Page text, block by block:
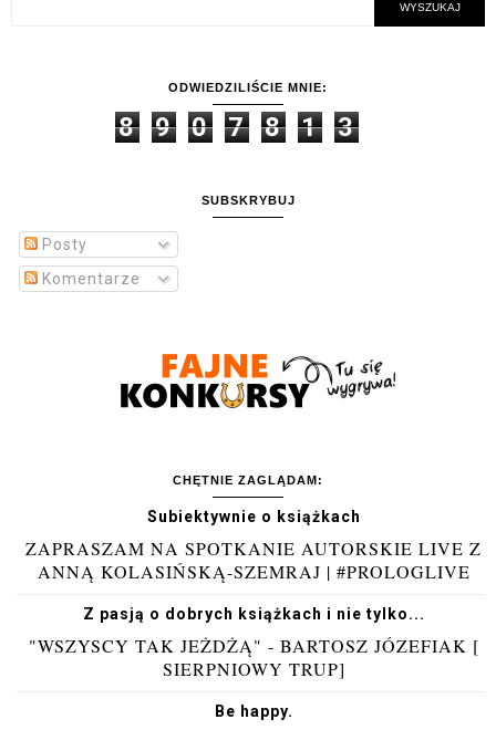
ODWIEDZILIŚCIE MNIE:
8 9 0 7 8 1 3
SUBSKRYBUJ
Posty
Komentarze
CHĘTNIE ZAGLĄDAM:
Subiektywnie o książkach
ZAPRASZAM NA SPOTKANIE AUTORSKIE LIVE Z
ANNĄ KOLASIŃSKĄ-SZEMRAJ | #PROLOGLIVE
Z pasją o dobrych książkach i nie tylko...
"WSZYSCY TAK JEŻDŻĄ" - BARTOSZ JÓZEFIAK [
SIERPNIOWY TRUP]
Be happy.